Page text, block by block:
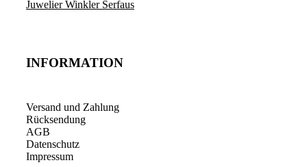
Juwelier Winkler Serfaus
INFORMATION
Versand und Zahlung
Rücksendung
AGB
Datenschutz
Impressum